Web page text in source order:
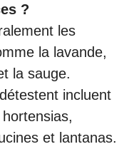
?
les
la lavande,
la sauge.
incluent
et lantanas.